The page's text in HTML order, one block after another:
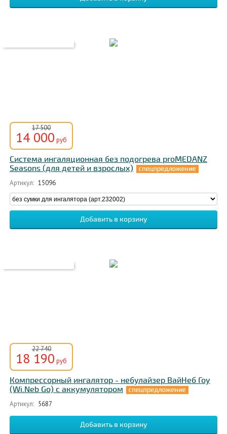
17 500
14 000 руб
Система ингаляционная без подогрева proMEDANZ
Seasons (для детей и взрослых)
Артикул: 15096
22 740
18 190 руб
Компрессорный ингалятор - небулайзер ВайНеб Гоу
(Wi.Neb Go) с аккумулятором
Артикул: 5687